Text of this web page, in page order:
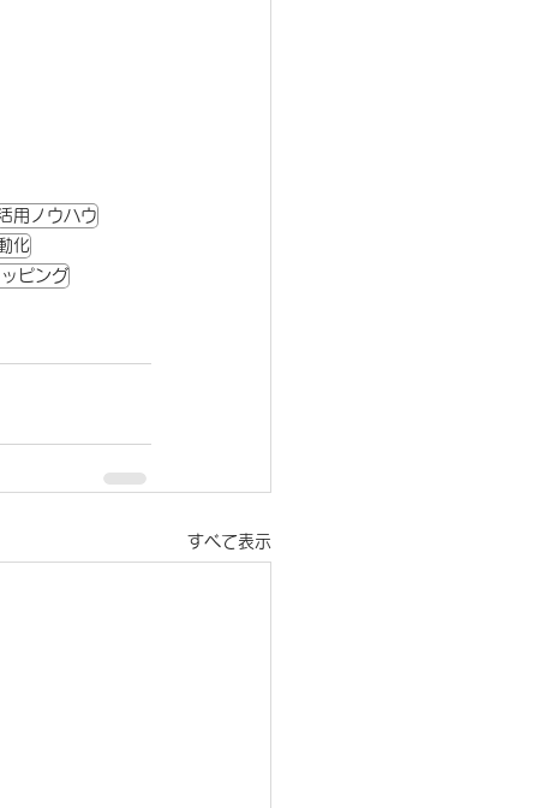
用ノウハウ
化
ピング
すべて表示